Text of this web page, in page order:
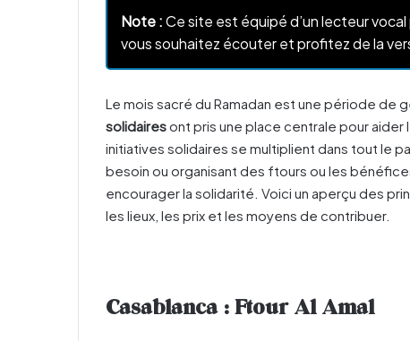
Note :Ce site est équipé d’un lecteur
vous souhaitez écouter et profitez de la
Le mois sacré du Ramadan est une période de
solidairesont pris une place centrale pour
initiatives solidaires se multiplient dans tout le
besoin ou organisant des ftours ou les
encourager la solidarité. Voici un aperçu des
les lieux, les prix et les moyens de contribuer.
Casablanca : Ftour Al Amal